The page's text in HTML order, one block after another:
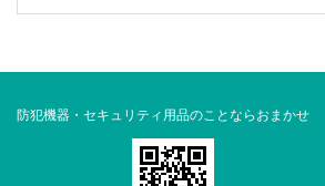
防犯機器・セキュリティ用品のことならおまかせ